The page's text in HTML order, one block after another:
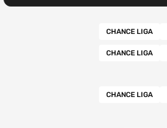
CHANCE LIGA
CHANCE LIGA
CHANCE LIGA